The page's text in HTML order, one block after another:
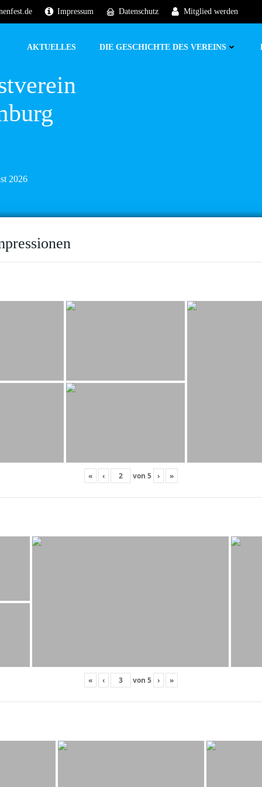
Impressum Datenschutz Mitglied werden
AKTUELLES DIE GESCHICHTE DES VEREINS
2026
« ‹ von 5 › »
« ‹ von 5 › »